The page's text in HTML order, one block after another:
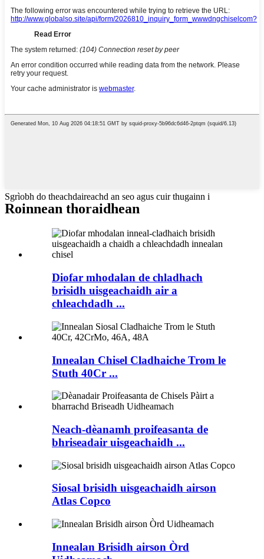
Sgrìobh do theachdaireachd an seo agus cuir thugainn i
Roinnean thoraidhean
Diofar mhodalan de chladhach
brisidh uisgeachaidh air a
chleachdadh ...
Innealan Chisel Cladhaiche Trom le
Stuth 40Cr ...
Neach-dèanamh proifeasanta de
bhriseadair uisgeachaidh ...
Siosal brisidh uisgeachaidh airson
Atlas Copco
Innealan Brisidh airson Òrd